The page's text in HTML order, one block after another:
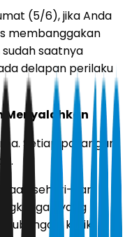
(5/6), jika Anda
membanggakan
saatnya
delapan perilaku
Menyalahkan
Setiap pasangan
sehari-hari,
yang
kritik